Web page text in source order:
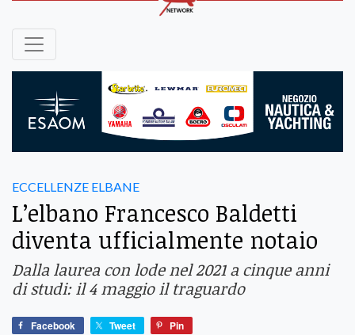
ECCELLENZE ELBANE
L’elbano Francesco Baldetti
diventa ufficialmente notaio
Dalla laurea con lode nel 2021 a cinque anni
di studi: il 4 maggio il traguardo
Facebook Tweet Pin